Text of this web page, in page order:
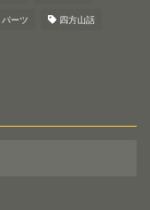
パーツ 四方山話